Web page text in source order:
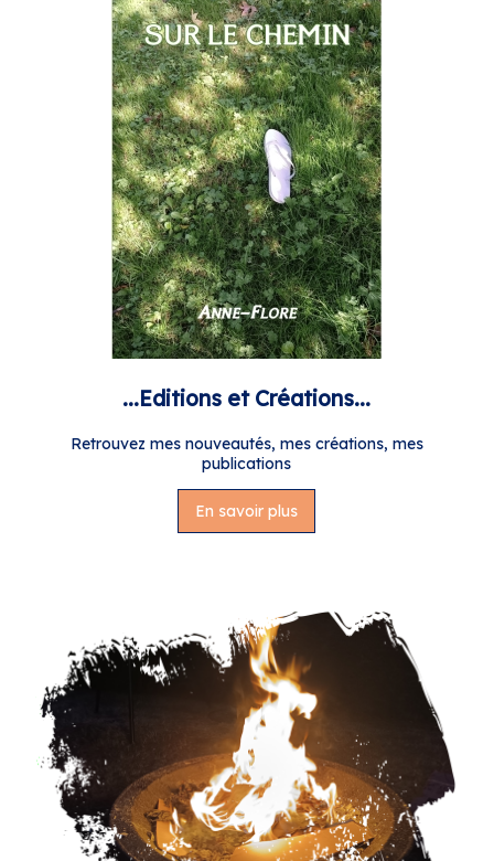
...Editions et Créations...
Retrouvez mes nouveautés, mes créations, mes
publications
En savoir plus